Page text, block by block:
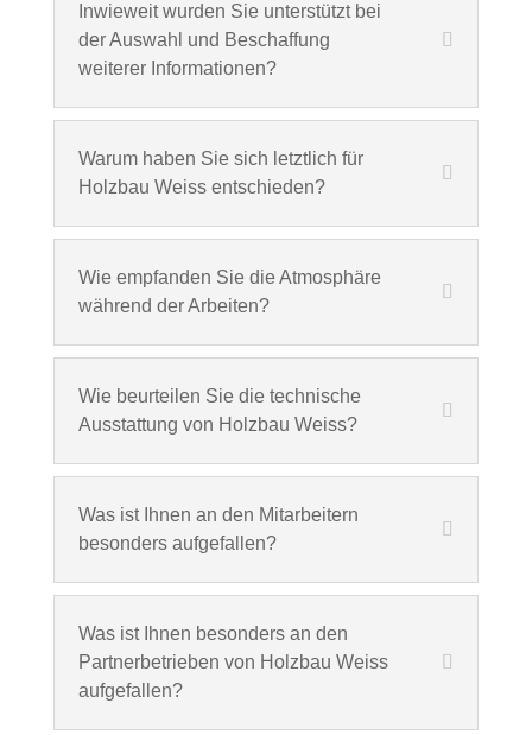
Inwieweit wurden Sie unterstützt bei
der Auswahl und Beschaffung
weiterer Informationen?
Warum haben Sie sich letztlich für
Holzbau Weiss entschieden?
Wie empfanden Sie die Atmosphäre
während der Arbeiten?
Wie beurteilen Sie die technische
Ausstattung von Holzbau Weiss?
Was ist Ihnen an den Mitarbeitern
besonders aufgefallen?
Was ist Ihnen besonders an den
Partnerbetrieben von Holzbau Weiss
aufgefallen?